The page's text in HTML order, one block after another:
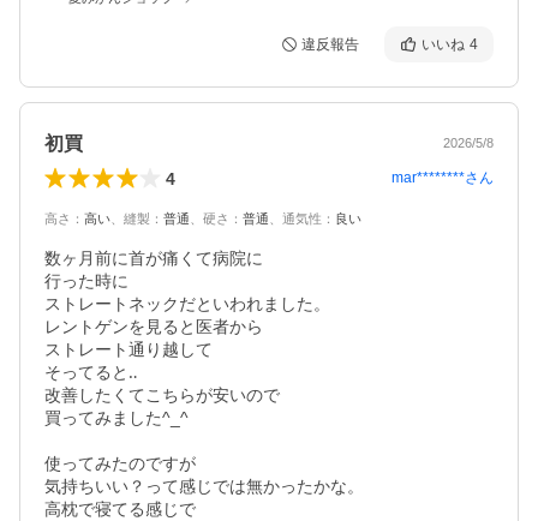
違反報告 いいね 4
初買 2026/5/8
4 mar********さん
高さ ： 高い 縫製 ： 普通 硬さ ： 普通 通気性 ： 良い
数ヶ月前に首が痛くて病院に
行った時に
ストレートネックだといわれました。
レントゲンを見ると医者から
ストレート通り越して
そってると‥
改善したくてこちらが安いので
買ってみました^_^
使ってみたのですが
気持ちいい？って感じでは無かったかな。
高枕で寝てる感じで